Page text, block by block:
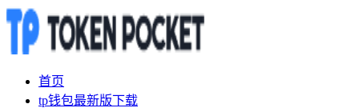
首页
tp钱包最新版下载